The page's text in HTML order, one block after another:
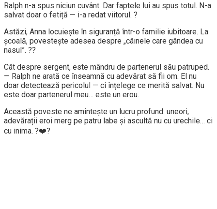
Ralph n-a spus niciun cuvânt. Dar faptele lui au spus totul. N-a
salvat doar o fetiță — i-a redat viitorul. ?
Astăzi, Anna locuiește în siguranță într-o familie iubitoare. La
școală, povestește adesea despre „câinele care gândea cu
nasul”. ??
Cât despre sergent, este mândru de partenerul său patruped.
— Ralph ne arată ce înseamnă cu adevărat să fii om. El nu
doar detectează pericolul — ci înțelege ce merită salvat. Nu
este doar partenerul meu… este un erou.
Această poveste ne amintește un lucru profund: uneori,
adevărații eroi merg pe patru labe și ascultă nu cu urechile… ci
cu inima. ?❤️?